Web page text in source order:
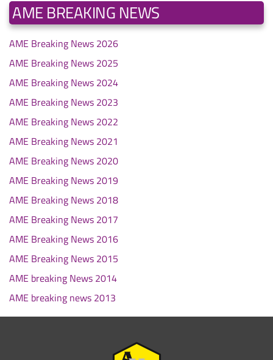
AME BREAKING NEWS
AME Breaking News 2026
AME Breaking News 2025
AME Breaking News 2024
AME Breaking News 2023
AME Breaking News 2022
AME Breaking News 2021
AME Breaking News 2020
AME Breaking News 2019
AME Breaking News 2018
AME Breaking News 2017
AME Breaking News 2016
AME Breaking News 2015
AME breaking News 2014
AME breaking news 2013